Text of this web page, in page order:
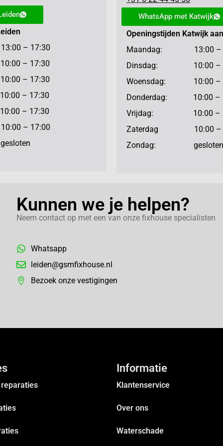
– 17:30
– 17:30
– 17:30
– 17:30
– 17:30
– 17:00
WhatsApp met Katwijk
Openingstijden Katwijk
Maandag: 13:00 –
Dinsdag: 10:00 –
Woensdag: 10:00 –
Donderdag: 10:00 –
Vrijdag: 10:00 –
Zaterdag 10:00 –
Zondag: gesloten
Kunnen we je helpen?
Neem contact op met een van onze fixhouse specialisten
Whatsapp
leiden@gsmfixhouse.nl
Bezoek onze vestigingen
Informatie
Klantenservice
Over ons
Waterschade